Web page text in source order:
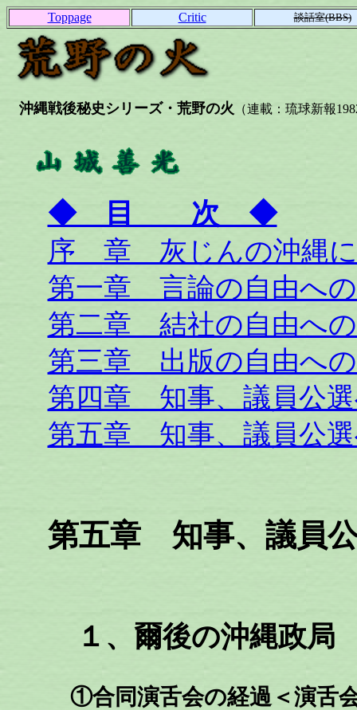
Toppage Critic 談話室(BBS)
沖縄戦後秘史シリーズ・荒野の火 （連載：琉球新報
◆ 目 次 ◆
序 章 灰じんの沖縄
第一章 言論の自由へ
第二章 結社の自由へ
第三章 出版の自由へ
第四章 知事、議員公
第五章 知事、議員公
第五章 知事、議員
１、爾後の沖縄政局
①合同演舌会の経過＜演舌